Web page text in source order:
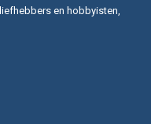
en hobbyisten,